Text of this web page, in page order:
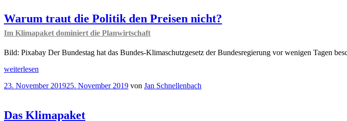
Deal“
Warum traut die Politik den Preisen nicht?
Im Klimapaket dominiert die Planwirtschaft
Bild: Pixabay Der Bundestag hat das Bundes-Klimaschutzgesetz der Bundesregierung vor wenigen Tagen
„Warum
die
Preisen
weiterlesen
Veröffentlicht
23. November 201925. November 2019 von Jan Schnellenbach
Das Klimapaket